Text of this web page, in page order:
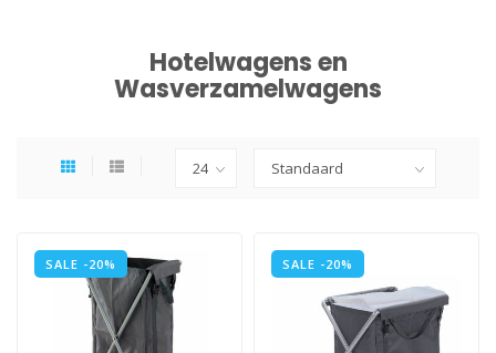
Hotelwagens en
Wasverzamelwagens
SALE -20% SALE -20%